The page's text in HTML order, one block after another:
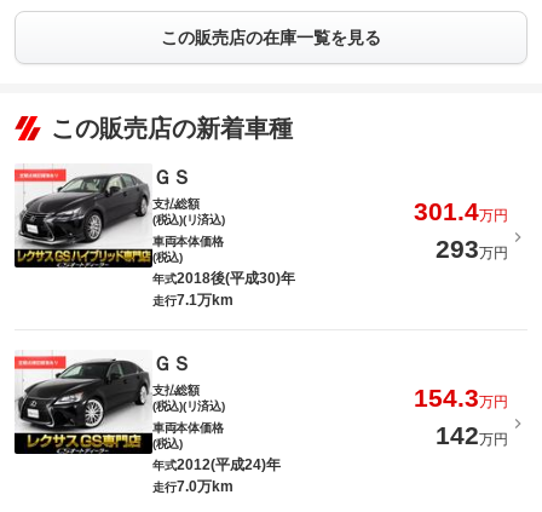
この販売店の在庫一覧を見る
この販売店の新着車種
ＧＳ
支払総額
(税込)(リ済込)
301.4万円
車両本体価格
(税込)
293万円
年式2018後(平成30)年
走行7.1万km
ＧＳ
支払総額
(税込)(リ済込)
154.3万円
車両本体価格
(税込)
142万円
年式2012(平成24)年
走行7.0万km